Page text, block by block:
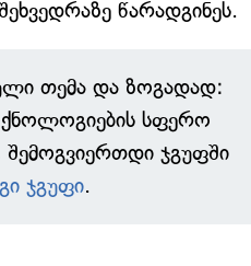
წარადგინეს.
თემა და ზოგადად:
ქნოლოგიების სფერო
შემოგვიერთდი ჯგუფში
ჯგუფი.